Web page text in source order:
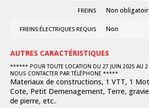
FREINS Non
FREINS ÉLECTRIQUES REQUIS Non
AUTRES CARACTÉRISTIQUES
****** POUR TOUTE LOCATION DU 27 JUIN 2025 AU 2
NOUS CONTACTER PAR TÉLÉPHONE *****
Materiaux de constructions, 1 VTT, 1
Cote, Petit Demenagement, Terre,
de pierre, etc..